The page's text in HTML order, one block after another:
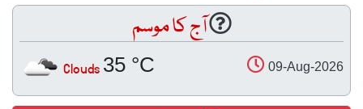
آج کا موسم
09-Aug-2026
35 °C
Clouds